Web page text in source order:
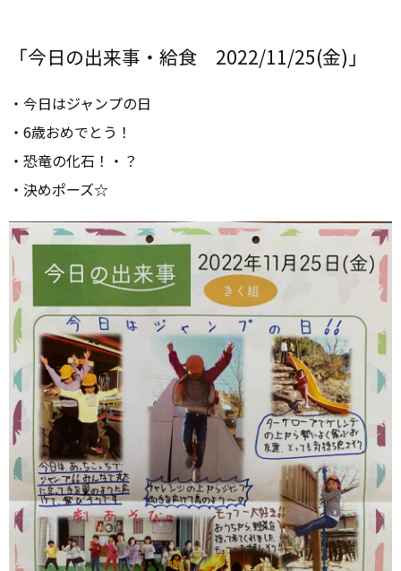
「今日の出来事・給食 2022/11/25(金)」
・今日はジャンプの日
・6歳おめでとう！
・恐竜の化石！・？
・決めポーズ☆